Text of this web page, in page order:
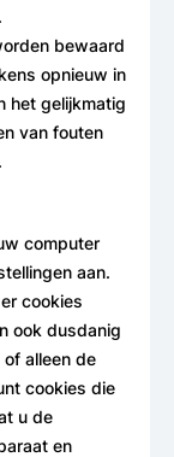
bewaard
opnieuw in
het gelijkmatig
van fouten
computer
aan.
cookies
ook dusdanig
alleen de
cookies die
u de
en